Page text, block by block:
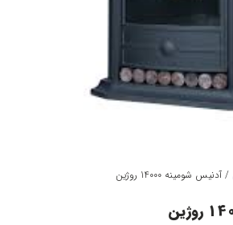
/ آدنیس شومینه 14000 روژین